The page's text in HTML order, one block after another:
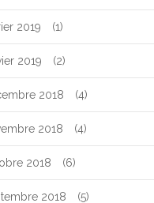
2019 (1)
2019 (2)
2018 (4)
2018 (4)
2018 (6)
2018 (5)